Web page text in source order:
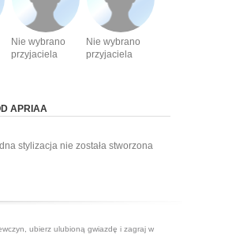
Nie wybrano
przyjaciela
Nie wybrano
przyjaciela
APRIAA
stylizacja nie została stworzona
ubierz ulubioną gwiazdę i zagraj w